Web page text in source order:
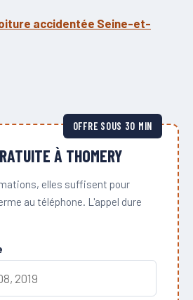
accidentée Seine-et-
OFFRE SOUS 30 MIN
À THOMERY
elles suffisent pour
au téléphone. L'appel dure